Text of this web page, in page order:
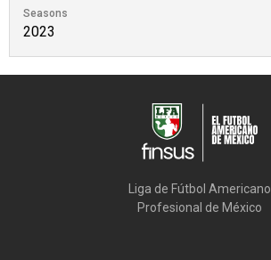
Seasons
2023
Liga de Fútbol Americano
Profesional de México